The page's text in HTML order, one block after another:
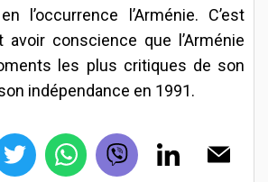
l’occurrence l’Arménie. C’est
avoir conscience que l’Arménie
les plus critiques de son
indépendance en 1991.